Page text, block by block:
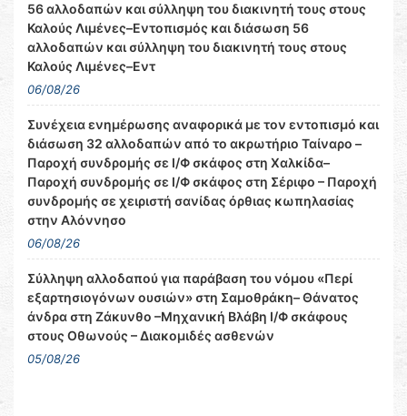
56 αλλοδαπών και σύλληψη του διακινητή τους στους
Καλούς Λιμένες–Εντοπισμός και διάσωση 56
αλλοδαπών και σύλληψη του διακινητή τους στους
Καλούς Λιμένες–Εντ
06/08/26
Συνέχεια ενημέρωσης αναφορικά με τον εντοπισμό και
διάσωση 32 αλλοδαπών από το ακρωτήριο Ταίναρο –
Παροχή συνδρομής σε Ι/Φ σκάφος στη Χαλκίδα–
Παροχή συνδρομής σε Ι/Φ σκάφος στη Σέριφο – Παροχή
συνδρομής σε χειριστή σανίδας όρθιας κωπηλασίας
στην Αλόννησο
06/08/26
Σύλληψη αλλοδαπού για παράβαση του νόμου «Περί
εξαρτησιογόνων ουσιών» στη Σαμοθράκη– Θάνατος
άνδρα στη Ζάκυνθο –Μηχανική Βλάβη Ι/Φ σκάφους
στους Οθωνούς – Διακομιδές ασθενών
05/08/26